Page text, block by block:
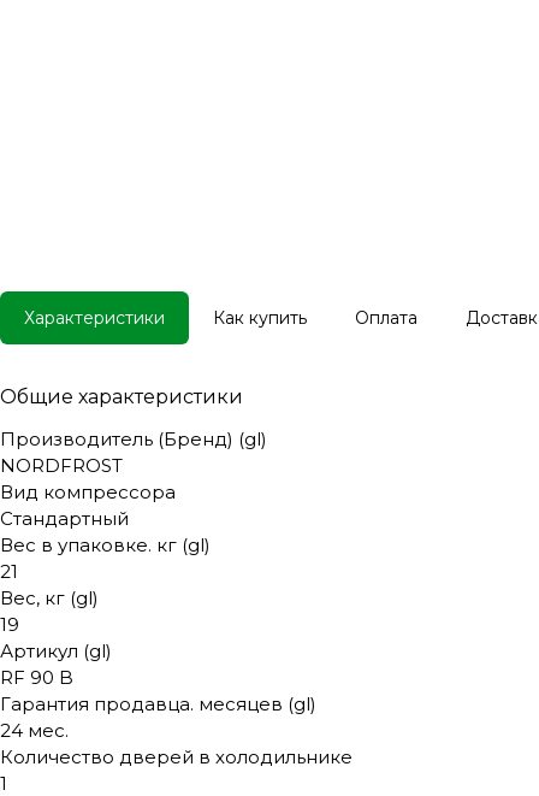
Характеристики Как купить Оплата
Общие характеристики
Производитель (Бренд) (gl)
NORDFROST
Вид компрессора
Стандартный
Вес в упаковке. кг (gl)
21
Вес, кг (gl)
19
Артикул (gl)
RF 90 B
Гарантия продавца. месяцев (gl)
24 мес.
Количество дверей в холодильнике
1